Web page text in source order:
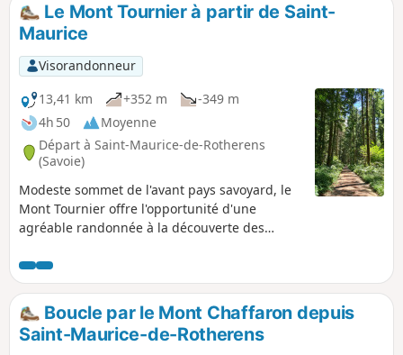
Le Mont Tournier à partir de Saint-
Maurice
Visorandonneur
13,41 km
+352 m
-349 m
4h 50
Moyenne
Départ à Saint-Maurice-de-Rotherens
(Savoie)
Modeste sommet de l'avant pays savoyard, le
Mont Tournier offre l'opportunité d'une
agréable randonnée à la découverte des
l'ingénieur italien Galetti.
Boucle par le Mont Chaffaron depuis
Saint-Maurice-de-Rotherens